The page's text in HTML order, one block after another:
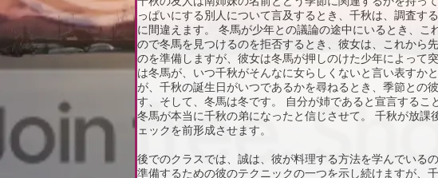
っぱいにする別人について言及するとき、千秋は、調査す
に間違えます。 冬馬が少年との議論の途中にいるとき、
ので冬馬を見つけるのを拒否するとき、彼女は、これから
のを準備しますが、彼女は冬馬が押しのけた少年によって
は冬馬が、いつ千秋がそんなに女らしくないと言い表すか
が、千秋の誕生日がいつであるかを尋ねるとき、季節との
す、そして、冬馬は冬です。 自分が姉であると宣言する
冬馬が本当に千秋の弟になったと信じさせて。 千秋が放
ェックを前形成させます。
後でのクラスでは、誠は、彼が料理する方法を学んでいる
準備するための彼のテクニックの一つを示し続けますが、